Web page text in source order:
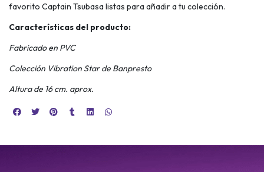
favorito Captain Tsubasa listas para añadir a tu colección.
Características del producto:
Fabricado en PVC
Colección Vibration Star de Banpresto
Altura de 16 cm. aprox.